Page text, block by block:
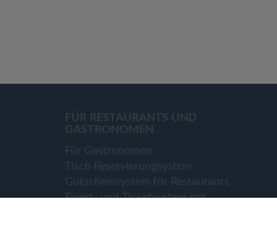
FÜR RESTAURANTS UND
GASTRONOMEN
Für Gastronomen
Tisch Reservierungsystem
Gutscheinsystem für Restaurants
Event- und Ticketsystem mit